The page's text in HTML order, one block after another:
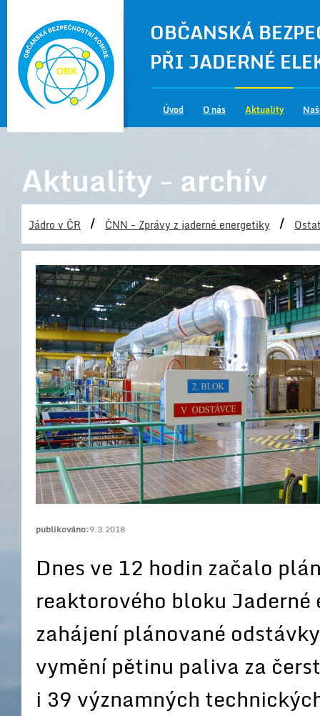
OBČANSKÁ
PŘI JADERNÉ
Úvod O nás Aktuality
Aktuality - archív
Jádro v ČR / ČNN - Zprávy z jaderné energetiky /
publikováno:9.3.2018
Dnes ve 12 hodin začalo
reaktorového bloku
zahájení plánované
vymění pětinu paliva za
i 39 významných